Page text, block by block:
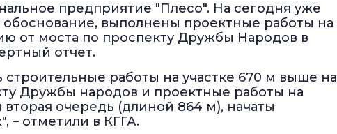
предприятие "Плесо". На сегодня уже
выполнены проектные работы на
от моста по проспекту Дружбы Народов в
отчет.
работы на участке 670 м выше на
Дружбы народов и проектные работы на
вторая очередь (длиной 864 м), начаты
– отметили в КГГА.